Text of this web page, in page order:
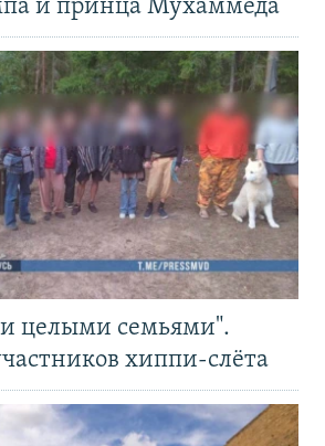
и принца Мухаммеда
целыми семьями".
хиппи-слёта